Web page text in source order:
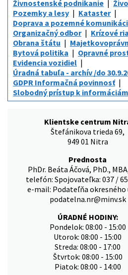
Živnostenské podnikanie
Pozemky a lesy
Kataster
Doprava a pozemné
Organizačný odbor
Krízové
Obrana štátu
Bytová politika
Opravné
Evidencia vozidiel
Úradná tabuľa - archív /do
GDPR Informačná povinnosť
Slobodný prístup k informáciám
Klientske centrum
Štefánikova trieda 69,
949 01 Nitra
Prednosta
PhDr. Beáta Áčová, PhD.,
telefón: Spojovateľka: 037 /
e-mail: Podateľňa okresného
podatelna.nr@minv.sk
ÚRADNÉ HODINY:
Pondelok: 08:00 - 15:00
Utorok: 08:00 - 15:00
Streda: 08:00 - 17:00
Štvrtok: 08:00 - 15:00
Piatok: 08:00 - 14:00